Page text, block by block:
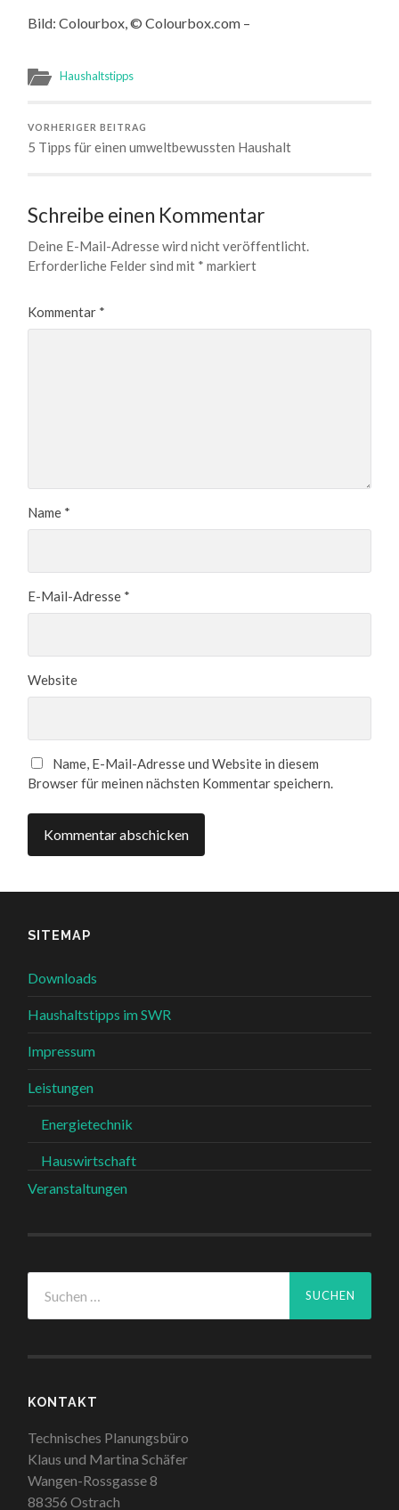
Bild: Colourbox, © Colourbox.com –
Haushaltstipps
VORHERIGER BEITRAG
5 Tipps für einen umweltbewussten Haushalt
Schreibe einen Kommentar
Deine E-Mail-Adresse wird nicht veröffentlicht.
Erforderliche Felder sind mit * markiert
Kommentar *
Name *
E-Mail-Adresse *
Website
Name, E-Mail-Adresse und Website in diesem
Browser für meinen nächsten Kommentar speichern.
SITEMAP
Downloads
Haushaltstipps im SWR
Impressum
Leistungen
Energietechnik
Hauswirtschaft
Veranstaltungen
nach:
KONTAKT
Technisches Planungsbüro
Klaus und Martina Schäfer
Wangen-Rossgasse 8
88356 Ostrach